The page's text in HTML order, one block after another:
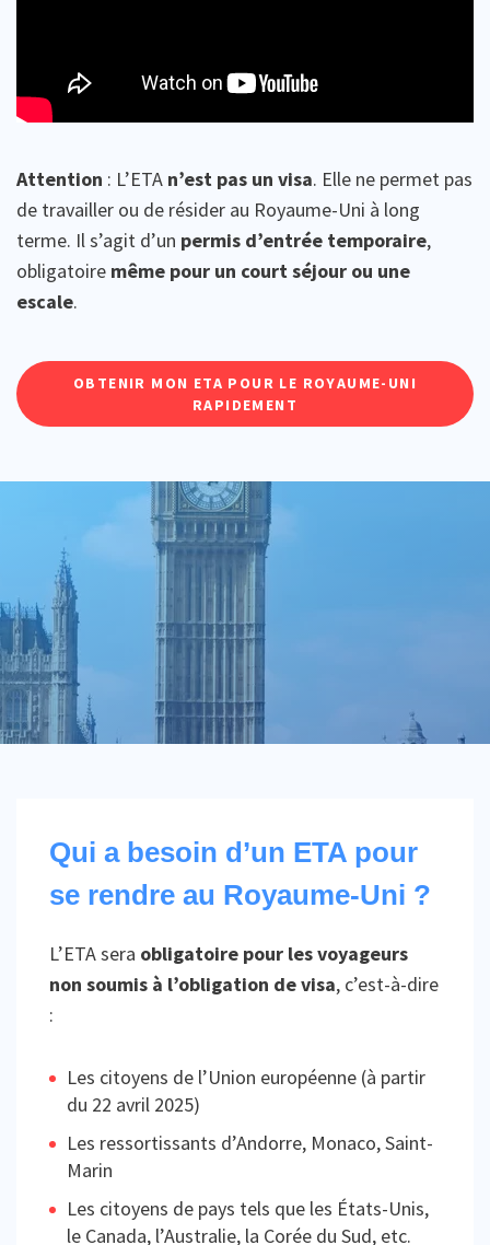
Attention : L’ETA n’est pas un visa. Elle ne permet pas
de travailler ou de résider au Royaume-Uni à long
terme. Il s’agit d’un permis d’entrée temporaire,
obligatoire même pour un court séjour ou une
escale.
OBTENIR MON ETA POUR LE ROYAUME-UNI
RAPIDEMENT
Qui a besoin d’un ETA pour
se rendre au Royaume-Uni ?
L’ETA sera obligatoire pour les voyageurs
non soumis à l’obligation de visa, c’est-à-dire
:
Les citoyens de l’Union européenne (à partir
du 22 avril 2025)
Les ressortissants d’Andorre, Monaco, Saint-
Marin
Les citoyens de pays tels que les États-Unis,
le Canada, l’Australie, la Corée du Sud, etc.